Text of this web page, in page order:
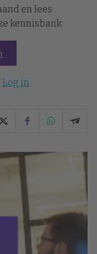
en lees
kennisbank
Log in